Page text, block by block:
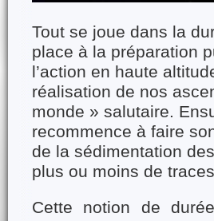
Tout se joue dans la
place à la préparation
l’action en haute
réalisation de nos
monde » salutaire.
recommence à faire
de la sédimentation
plus ou moins de
Cette notion de